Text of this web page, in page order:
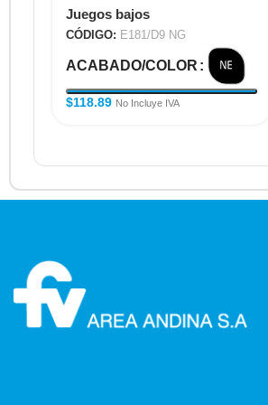
Juegos bajos
CÓDIGO: E181/D9 NG
ACABADO/COLOR
$118.89 No Incluye IVA